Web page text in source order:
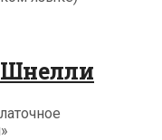
Шнелли